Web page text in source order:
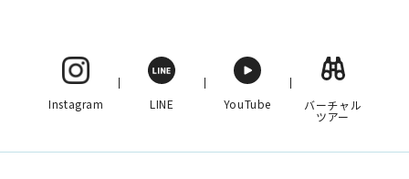
Instagram LINE YouTube バーチャル
ツアー